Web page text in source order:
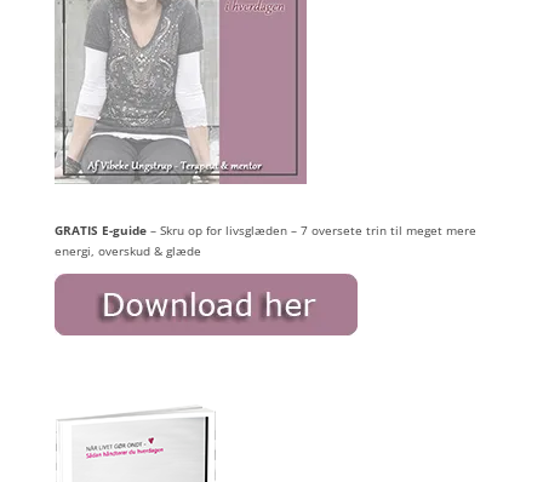
GRATIS E-guide– Skru op for livsglæden – 7 oversete trin til meget mere
energi, overskud & glæde